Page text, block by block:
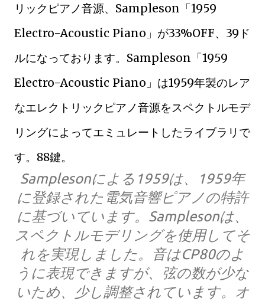
リックピアノ音源、Sampleson「1959
Electro-Acoustic Piano」が33%OFF、39ド
ルになっております。Sampleson「1959
Electro-Acoustic Piano」は1959年製のレア
なエレクトリックピアノ音源をスペクトルモデ
リングによってエミュレートしたライブラリで
す。88鍵。
Samplesonによる1959は、1959年
に登録された電気音響ピアノの特許
に基づいています。Samplesonは、
スペクトルモデリングを使用してそ
れを実現しました。音はCP80のよ
うに表現できますが、弦の数が少な
いため、少し調整されています。オ